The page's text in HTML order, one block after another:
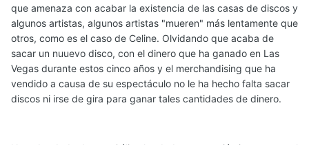
que amenaza con acabar la existencia de las casas de discos y
algunos artistas, algunos artistas "mueren" más lentamente que
otros, como es el caso de Celine. Olvidando que acaba de
sacar un nuuevo disco, con el dinero que ha ganado en Las
Vegas durante estos cinco años y el merchandising que ha
vendido a causa de su espectáculo no le ha hecho falta sacar
discos ni irse de gira para ganar tales cantidades de dinero.